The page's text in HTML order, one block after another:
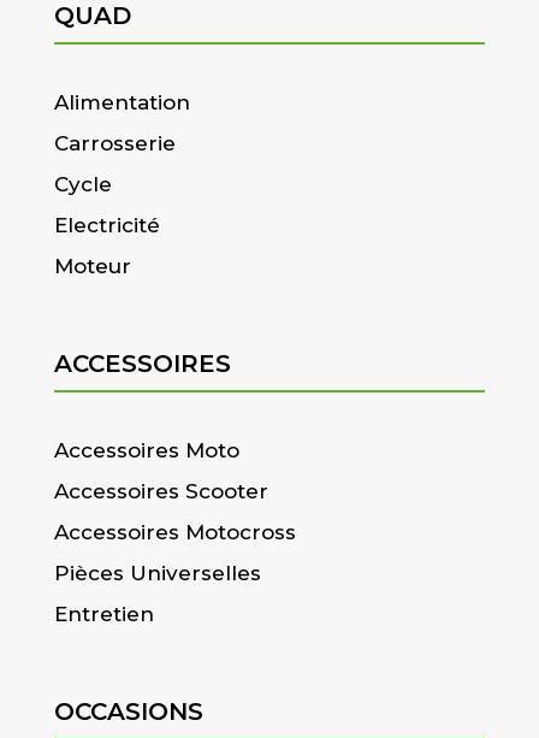
QUAD
Alimentation
Carrosserie
Cycle
Electricité
Moteur
ACCESSOIRES
Accessoires Moto
Accessoires Scooter
Accessoires Motocross
Pièces Universelles
Entretien
OCCASIONS